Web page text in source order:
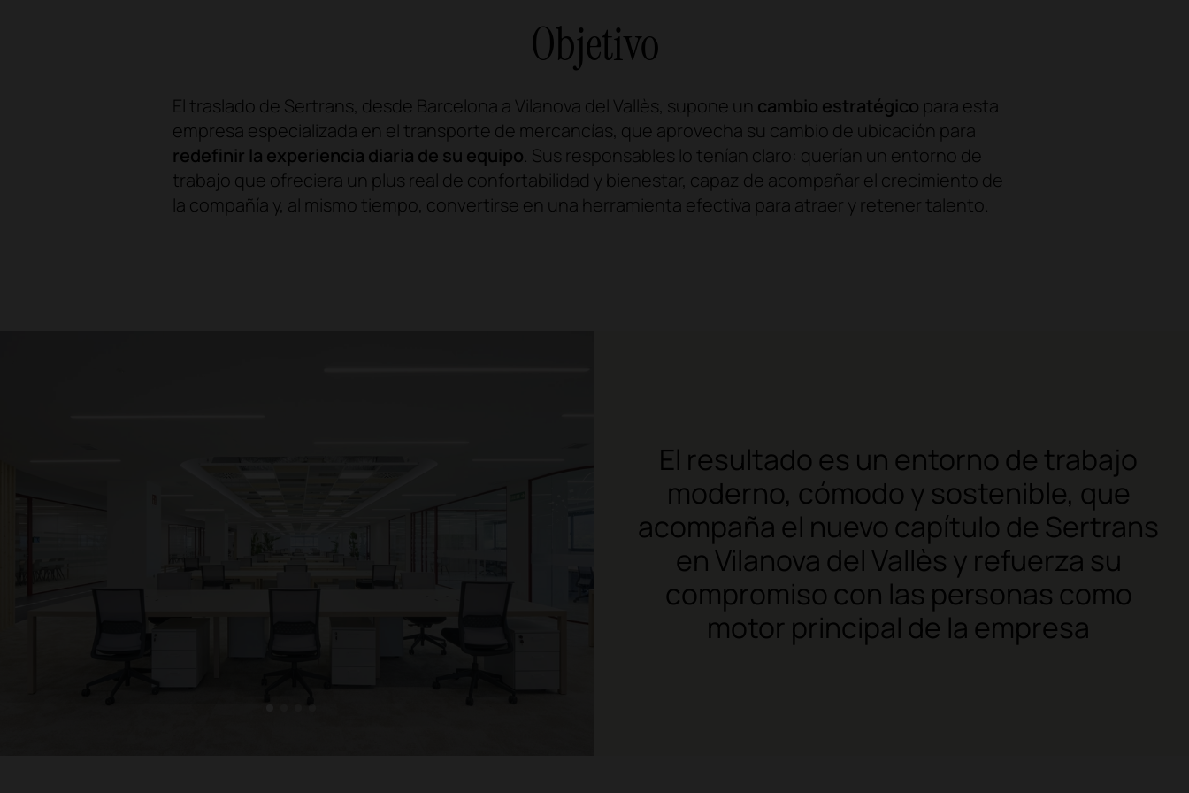
Objetivo
El traslado de Sertrans, desde Barcelona a Vilanova del Vallès, supone un cambio estratégico para esta
empresa especializada en el transporte de mercancías, que aprovecha su cambio de ubicación para
redefinir la experiencia diaria de su equipo. Sus responsables lo tenían claro: querían un entorno de
trabajo que ofreciera un plus real de confortabilidad y bienestar, capaz de acompañar el crecimiento de
la compañía y, al mismo tiempo, convertirse en una herramienta efectiva para atraer y retener talento.
El resultado es un entorno de trabajo
moderno, cómodo y sostenible, que
acompaña el nuevo capítulo de Sertrans
en Vilanova del Vallès y refuerza su
compromiso con las personas como
motor principal de la empresa